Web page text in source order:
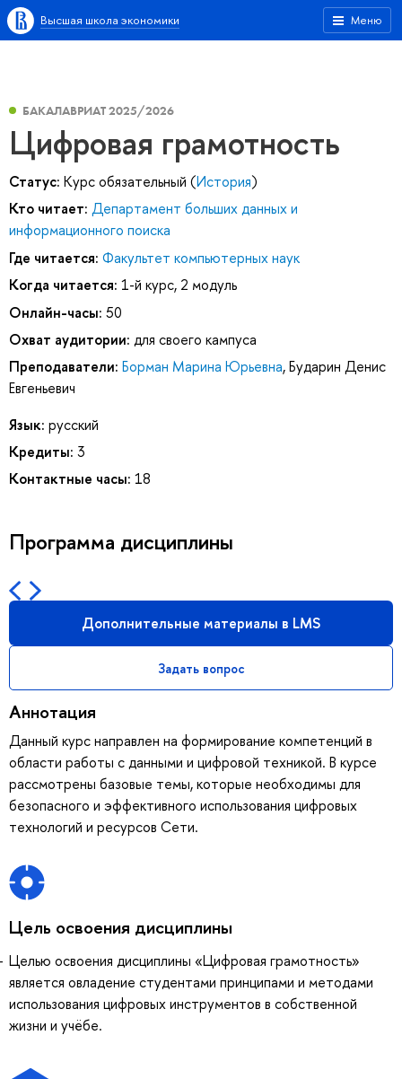
Меню
Высшая школа экономики
БАКАЛАВРИАТ 2025/2026
Цифровая грамотность
Статус: Курс обязательный (История)
Кто читает: Департамент больших данных и
информационного поиска
Где читается: Факультет компьютерных наук
Когда читается: 1-й курс, 2 модуль
Онлайн-часы: 50
Охват аудитории: для своего кампуса
Преподаватели: Борман Марина Юрьевна,Бударин Денис
Евгеньевич
Язык: русский
Кредиты: 3
Контактные часы: 18
Программа дисциплины
Дополнительные материалы в LMS
Задать вопрос
Аннотация
Данный курс направлен на формирование компетенций в
области работы с данными и цифровой техникой. В курсе
рассмотрены базовые темы, которые необходимы для
безопасного и эффективного использования цифровых
технологий и ресурсов Сети.
Цель освоения дисциплины
Целью освоения дисциплины «Цифровая грамотность»
является овладение студентами принципами и методами
использования цифровых инструментов в собственной
жизни и учёбе.